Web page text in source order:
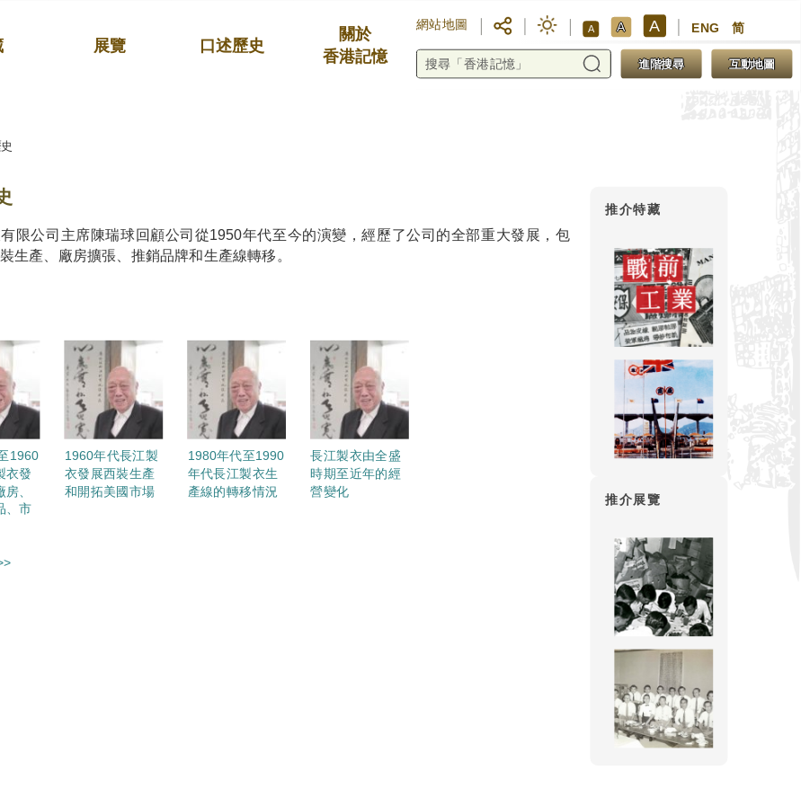
展覽 口述歷史
關於
香港記憶
網站地圖 A A A ENG 简
進階搜尋 互動地圖
限公司主席陳瑞球回顧公司從1950年代至今的演變，經歷了公司的全部重大發展，包
生產、廠房擴張、推銷品牌和生產線轉移。
1960
衣發
、
、市
1960年代長江製
衣發展西裝生產
和開拓美國市場
1980年代至1990
年代長江製衣生
產線的轉移情況
長江製衣由全盛
時期至近年的經
營變化
推介特藏
推介展覽